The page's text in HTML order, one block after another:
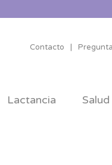
Contacto
Lactancia